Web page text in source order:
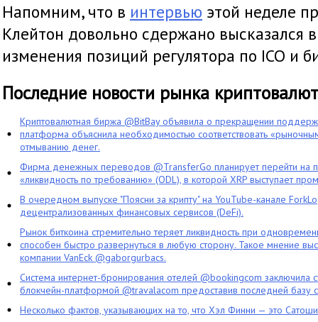
Напомним, что в интервью этой неделе
Клейтон довольно сдержано высказался
изменения позиций регулятора по ICO и
Последние новости рынка криптовалют
Криптовалютная биржа @BitBay объявила о прекращении
платформа объяснила необходимостью соответствовать
отмыванию денег.
Фирма денежных переводов @TransferGo планирует перейти на
«ликвидность по требованию» (ODL), в которой XRP выступает
В очередном выпуске "Поясни за крипту" на YouTube-канале
децентрализованных финансовых сервисов (DeFi).
Рынок биткоина стремительно теряет ликвидность при
способен быстро развернуться в любую сторону. Такое мнение
компании VanEck @gaborgurbacs.
Система интернет-бронирования отелей @bookingcom заключила
блокчейн-платформой @travalacom предоставив последней базу
Несколько фактов, указывающих на то, что Хэл Финни — это